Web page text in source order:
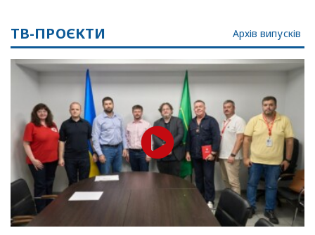
ТВ-ПРОЄКТИ Архів випусків